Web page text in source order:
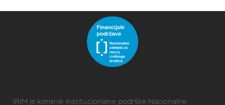
IRIM je korisnik institucionalne podrške Nacionalne